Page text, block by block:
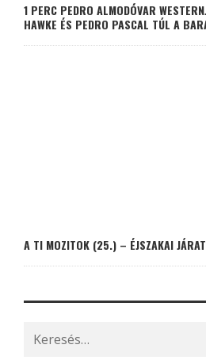
1 PERC PEDRO ALMODÓVAR
HAWKE ÉS PEDRO PASCAL TÚL A
A TI MOZITOK (25.) – ÉJSZAKAI JÁRAT
Search
for: